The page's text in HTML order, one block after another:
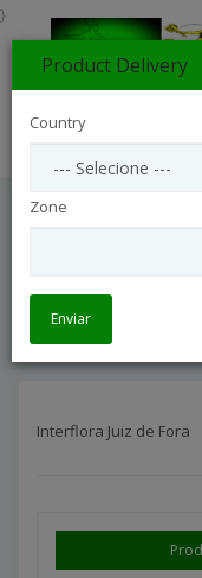
Interflora Juiz de Fora
}
Product Delivery
Country
Zone
Enviar